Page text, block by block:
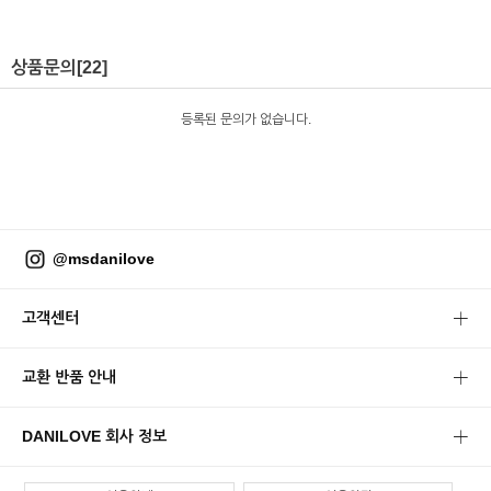
상품문의 [22]
등록된 문의가 없습니다.
@msdanilove
고객센터
교환 반품 안내
DANILOVE 회사 정보